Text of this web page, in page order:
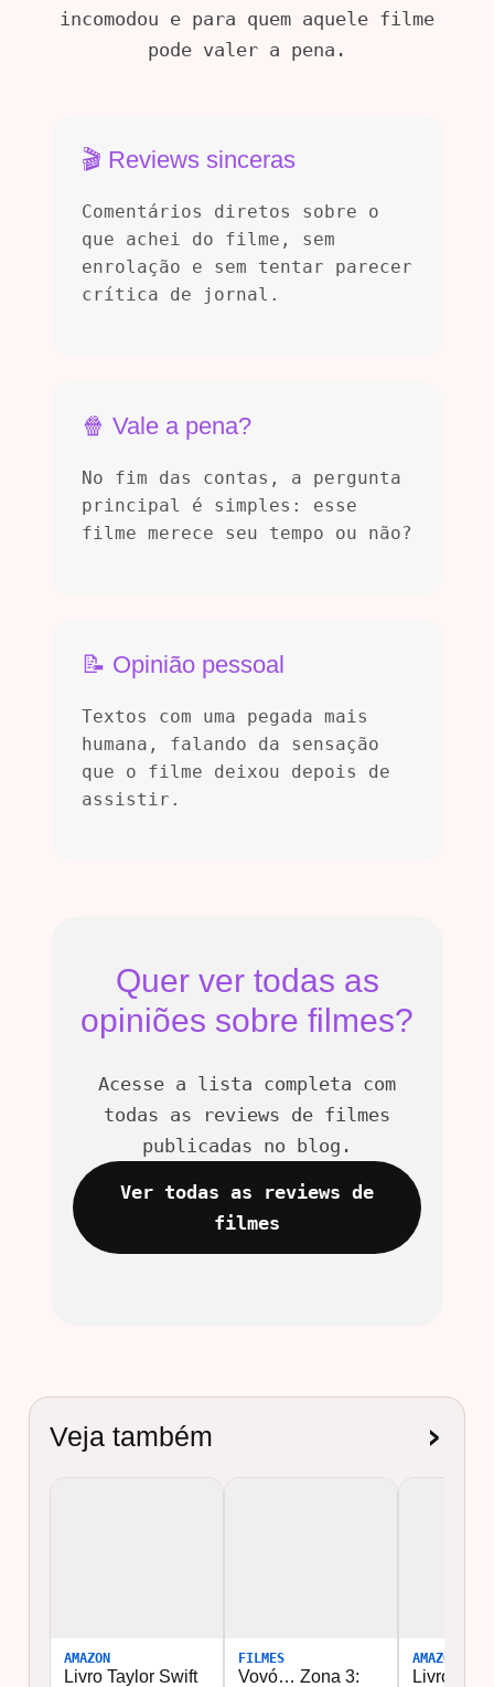
incomodou e para quem aquele filme
pode valer a pena.
🎬 Reviews sinceras
Comentários diretos sobre o
que achei do filme, sem
enrolação e sem tentar parecer
crítica de jornal.
🍿 Vale a pena?
No fim das contas, a pergunta
principal é simples: esse
filme merece seu tempo ou não?
📝 Opinião pessoal
Textos com uma pegada mais
humana, falando da sensação
que o filme deixou depois de
assistir.
Quer ver todas as
opiniões sobre filmes?
Acesse a lista completa com
todas as reviews de filmes
publicadas no blog.
Ver todas as reviews de
filmes
Veja também ›
AMAZON
Livro Taylor Swift
FILMES
Vovó… Zona 3:
AMAZON
Livro